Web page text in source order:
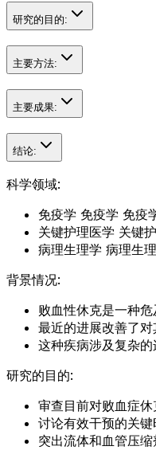
研究的目的:
主要方法:
主要成果:
结论:
科学领域:
免疫学 免疫学 免疫
关键护理医学 关键
病理生理学 病理生
背景情况:
败血性休克是一种
最近的进展改善了
这种疾病涉及复杂
研究的目的:
审查目前对败血症
讨论有效干预的关键
突出流体和血管压